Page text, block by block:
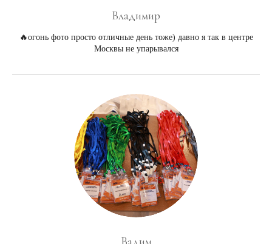
Владимир
🔥огонь фото просто отличные день тоже) давно я так в центре
Москвы не упарывался